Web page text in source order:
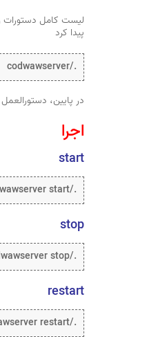
لیست کامل دستورات
پیدا کرد
./codwawserver
در پایین،
اجرا
start
./codwawserver start
stop
./codwawserver stop
restart
./codwawserver restart